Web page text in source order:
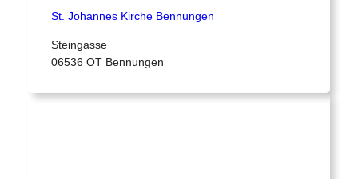
St. Johannes Kirche Bennungen
Steingasse
06536 OT Bennungen